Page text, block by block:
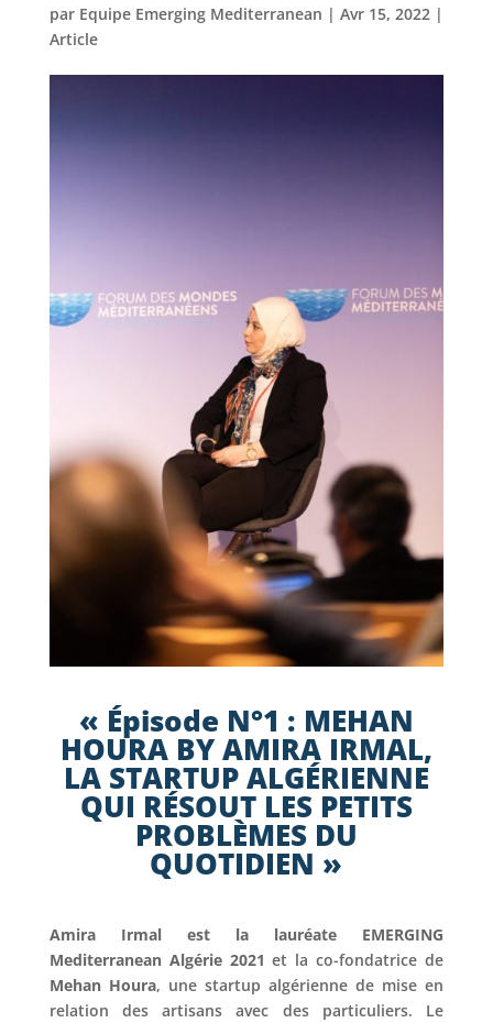
par Equipe Emerging Mediterranean | Avr 15, 2022|
Article
« Épisode N°1 : MEHAN
HOURA BY AMIRA IRMAL,
LA STARTUP ALGÉRIENNE
QUI RÉSOUT LES PETITS
PROBLÈMES DU
QUOTIDIEN »
Amira Irmal est la lauréate EMERGING
Mediterranean Algérie 2021 et la co-fondatrice de
Mehan Houra, une startup algérienne de mise en
relation des artisans avec des particuliers. Le